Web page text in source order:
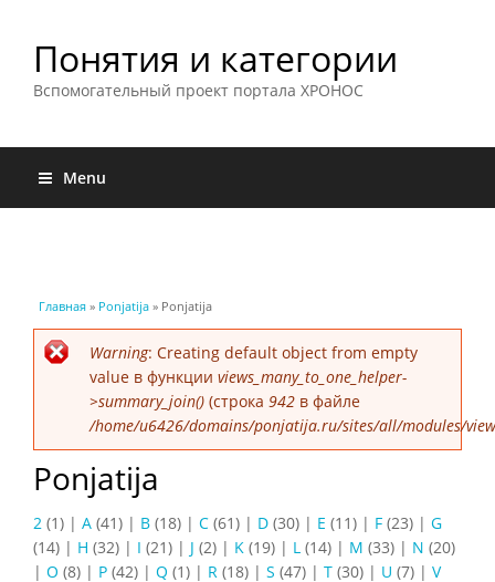
Понятия и категории
Вспомогательный проект портала ХРОНОС
Menu
Вы здесь
Главная » Ponjatija » Ponjatija
Сообщение об ошибке
Warning: Creating default object from empty
value в функции views_many_to_one_helper-
>summary_join() (строка 942 в файле
/home/u6426/domains/ponjatija.ru/sites/all/modules/
Ponjatija
2 (1) | A (41) | B (18) | C (61) | D (30) | E (11) | F (23) | G
(14) | H (32) | I (21) | J (2) | K (19) | L (14) | M (33) | N (20)
| O (8) | P (42) | Q (1) | R (18) | S (47) | T (30) | U (7) | V